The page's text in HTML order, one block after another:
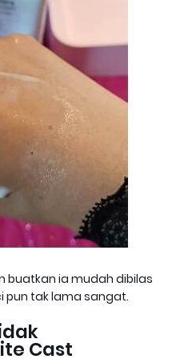
buatkan ia mudah dibilas
pun tak lama sangat.
Cast